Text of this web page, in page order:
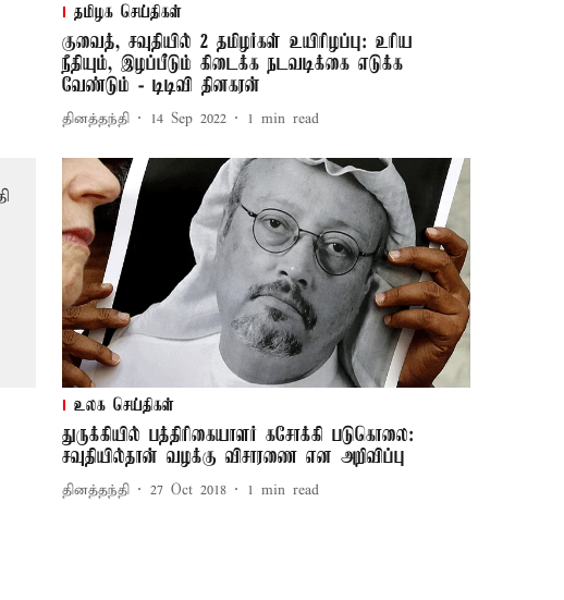
தமிழக செய்திகள்
குவைத், சவுதியில் 2 தமிழர்கள் உயிரிழப்பு: உரிய
நீதியும், இழப்பீடும் கிடைக்க நடவடிக்கை எடுக்க
வேண்டும் - டிடிவி தினகரன்
தினத்தந்தி 14 Sep 2022 1 min read
உலக செய்திகள்
துருக்கியில் பத்திரிகையாளர் கசோக்கி படுகொலை:
சவுதியில்தான் வழக்கு விசாரணை என அறிவிப்பு
தினத்தந்தி 27 Oct 2018 1 min read